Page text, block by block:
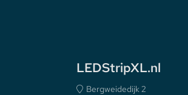
LEDStripXL.nl
Bergweidedijk 2